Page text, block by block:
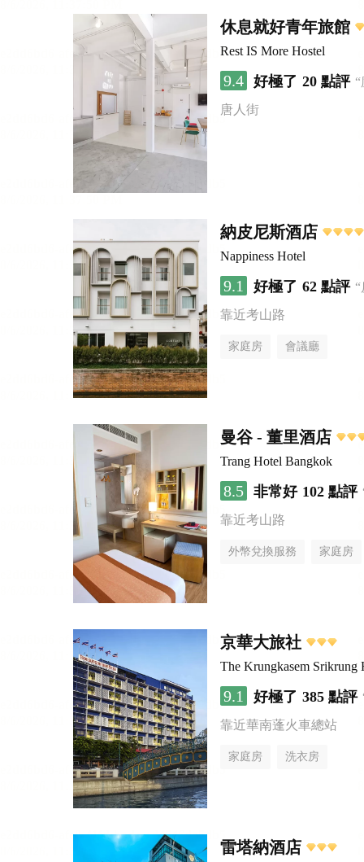
休息就好青年旅館
Rest IS More Hostel
9.4 好極了 20 點評
唐人街
納皮尼斯酒店
Nappiness Hotel
9.1 好極了 62 點評
靠近考山路
家庭房 會議廳
曼谷 - 董里酒店
Trang Hotel Bangkok
8.5 非常好 102 點評
靠近考山路
外幣兌換服務 家庭房
京華大旅社
The Krungkasem Srikrung
9.1 好極了 385 點評
靠近華南蓬火車總站
家庭房 洗衣房
雷塔納酒店